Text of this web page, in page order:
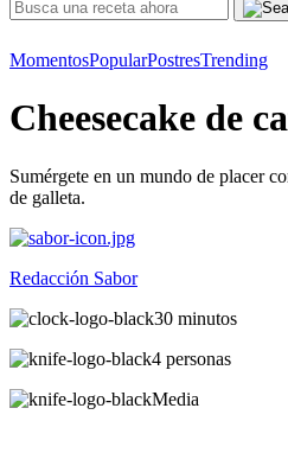
MomentosPopularPostresTrending
Cheesecake de
Sumérgete en un mundo de placer
de galleta.
Redacción Sabor
30 minutos
4 personas
Media